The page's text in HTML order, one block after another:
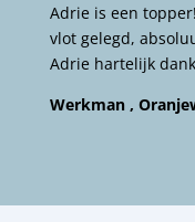
Adrie is een
vlot gelegd,
Adrie hartelijk
Werkman ,